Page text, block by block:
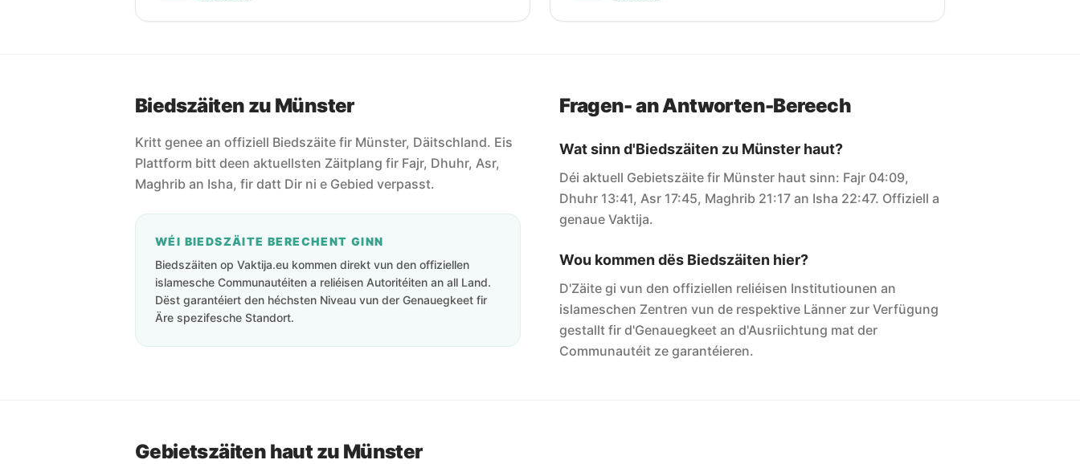
Biedszäiten zu Münster
Kritt genee an offiziell Biedszäite fir Münster, Däitschland. Eis
Plattform bitt deen aktuellsten Zäitplang fir Fajr, Dhuhr, Asr,
Maghrib an Isha, fir datt Dir ni e Gebied verpasst.
WÉI BIEDSZÄITE BERECHENT GINN
Biedszäiten op Vaktija.eu kommen direkt vun den offiziellen
islamesche Communautéiten a reliéisen Autoritéiten an all Land.
Dëst garantéiert den héchsten Niveau vun der Genauegkeet fir
Äre spezifesche Standort.
Fragen- an Antworten-Bereech
Wat sinn d'Biedszäiten zu Münster haut?
Déi aktuell Gebietszäite fir Münster haut sinn: Fajr 04:09,
Dhuhr 13:41, Asr 17:45, Maghrib 21:17 an Isha 22:47. Offiziell a
genaue Vaktija.
Wou kommen dës Biedszäiten hier?
D'Zäite gi vun den offiziellen reliéisen Institutiounen an
islameschen Zentren vun de respektive Länner zur Verfügung
gestallt fir d'Genauegkeet an d'Ausriichtung mat der
Communautéit ze garantéieren.
Gebietszäiten haut zu Münster